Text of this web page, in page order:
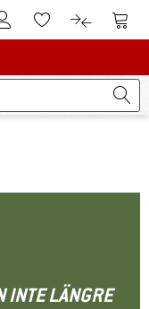
Till kundkontotTill minneslistan.
Till Till
INTE LÄNGRE